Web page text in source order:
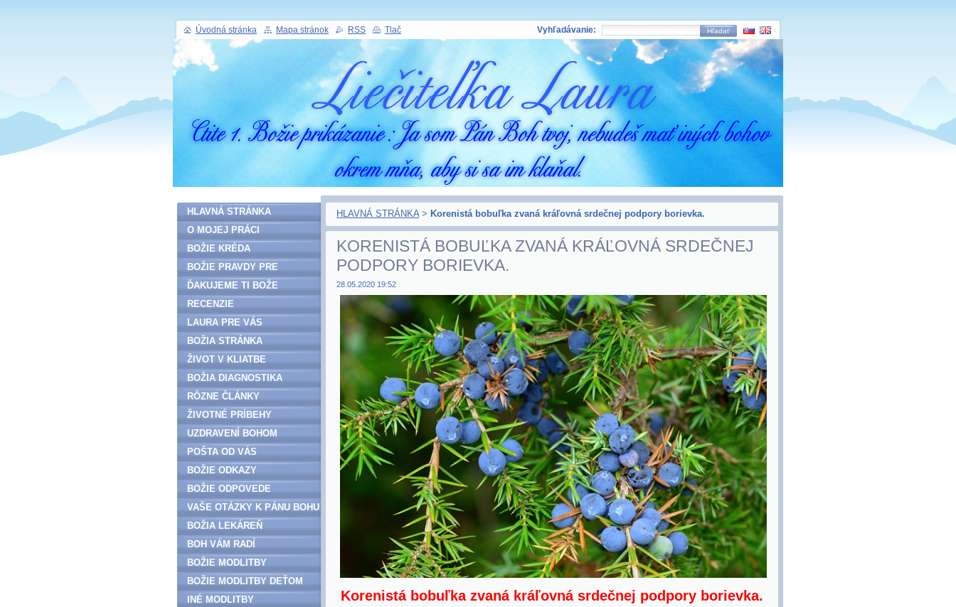
HLAVNÁ STRÁNKA > Korenistá bobuľka zvaná kráľovná srdečnej podpory borievka.
KORENISTÁ BOBUĽKA ZVANÁ KRÁĽOVNÁ SRDEČNEJ
PODPORY BORIEVKA.
28.05.2020 19:52
Korenistá bobuľka zvaná kráľovná srdečnej podpory borievka.
HLAVNÁ STRÁNKA
O MOJEJ PRÁCI
BOŽIE KRÉDA
BOŽIE PRAVDY PRE
ĽUDSTVO
ĎAKUJEME TI BOŽE
RECENZIE
LAURA PRE VÁS
BOŽIA STRÁNKA
ŽIVOT V KLIATBE
BOŽIA DIAGNOSTIKA
RÔZNE ČLÁNKY
ŽIVOTNÉ PRÍBEHY
UZDRAVENÍ BOHOM
POŠTA OD VÁS
BOŽIE ODKAZY
BOŽIE ODPOVEDE
VAŠE OTÁZKY K PÁNU BOHU
BOŽIA LEKÁREŇ
BOH VÁM RADÍ
BOŽIE MODLITBY
BOŽIE MODLITBY DEŤOM
INÉ MODLITBY
Úvodná stránka Mapa stránok RSS Tlač Vyhľadávanie: Hľadať